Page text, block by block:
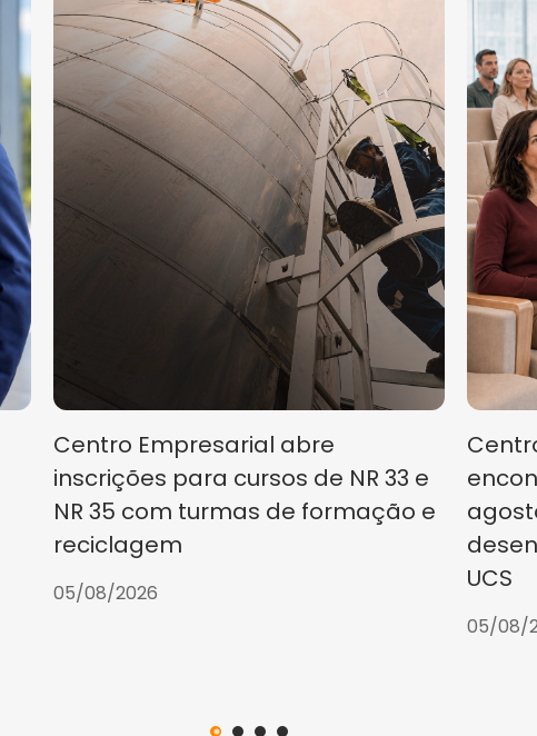
Centro Empresarial abre
inscrições para cursos de NR 33 e
NR 35 com turmas de formação e
reciclagem
05/08/2026
UCS
05/08/